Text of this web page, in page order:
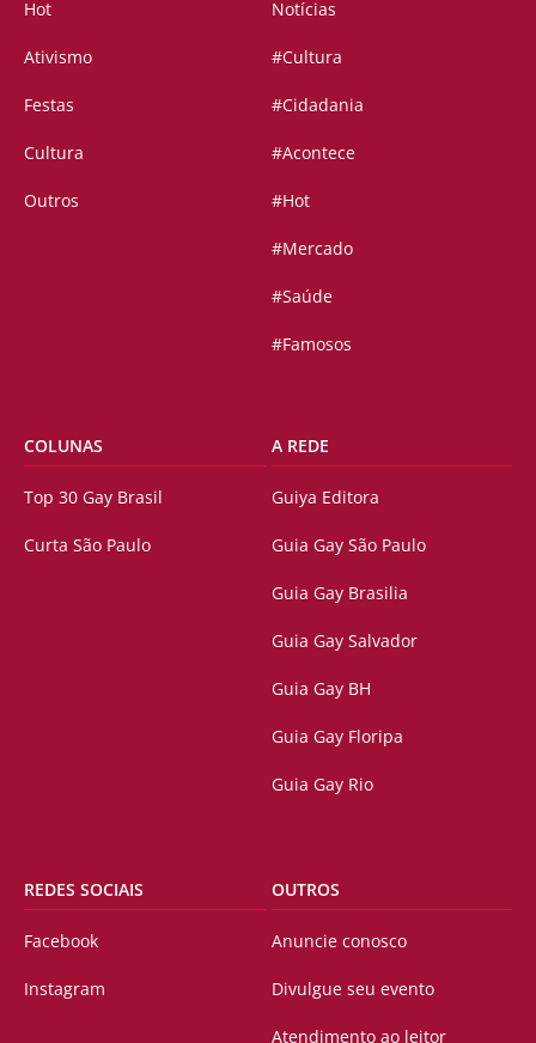
Hot
Ativismo
Festas
Cultura
Outros
Notícias
#Cultura
#Cidadania
#Acontece
#Hot
#Mercado
#Saúde
#Famosos
COLUNAS
Top 30 Gay Brasil
Curta São Paulo
A REDE
Guiya Editora
Guia Gay São Paulo
Guia Gay Brasilia
Guia Gay Salvador
Guia Gay BH
Guia Gay Floripa
Guia Gay Rio
REDES SOCIAIS
Facebook
Instagram
OUTROS
Anuncie conosco
Divulgue seu evento
Atendimento ao leitor